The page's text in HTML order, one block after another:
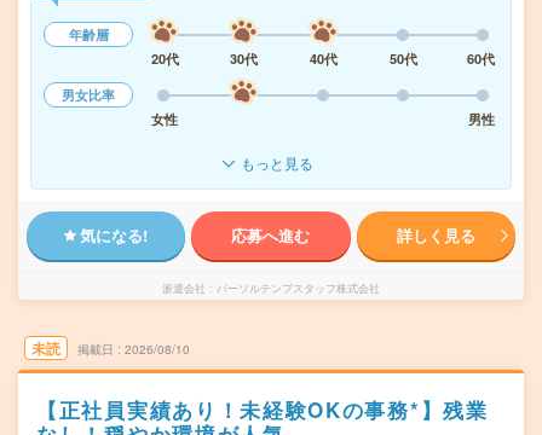
年齢層
20代
30代 40代 50代
60代
男女比率
女性
男性
もっと見る
気になる! 応募へ進む 詳しく見る
派遣会社 パーソルテンプスタッフ株式会社
未読 掲載日 2026/08/10
【正社員実績あり！未経験OKの事務*】残業